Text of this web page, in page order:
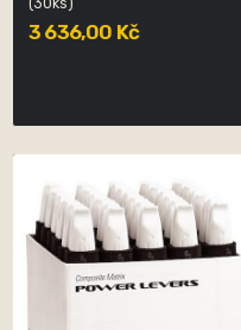
(30ks)
3 636,00 Kč